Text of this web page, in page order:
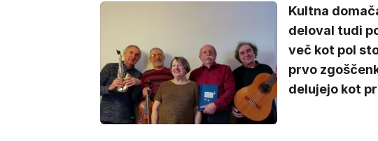
Kultna
deloval tudi
več kot pol
prvo
delujejo kot